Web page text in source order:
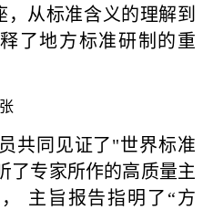
从标准含义的理解到
了地方标准研制的重
共同见证了"世界标准
了专家所作的高质量主
主旨报告指明了“方